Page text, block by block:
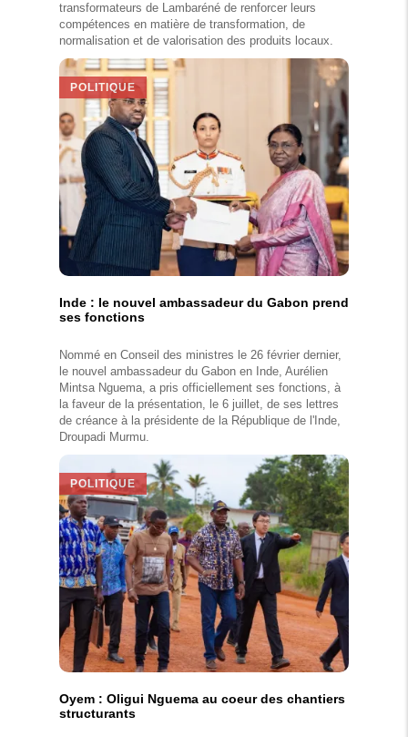
transformateurs de Lambaréné de renforcer leurs
compétences en matière de transformation, de
normalisation et de valorisation des produits locaux.
POLITIQUE
Inde : le nouvel ambassadeur du Gabon prend
ses fonctions
Nommé en Conseil des ministres le 26 février dernier,
le nouvel ambassadeur du Gabon en Inde, Aurélien
Mintsa Nguema, a pris officiellement ses fonctions, à
la faveur de la présentation, le 6 juillet, de ses lettres
de créance à la présidente de la République de l'Inde,
Droupadi Murmu.
POLITIQUE
Oyem : Oligui Nguema au coeur des chantiers
structurants